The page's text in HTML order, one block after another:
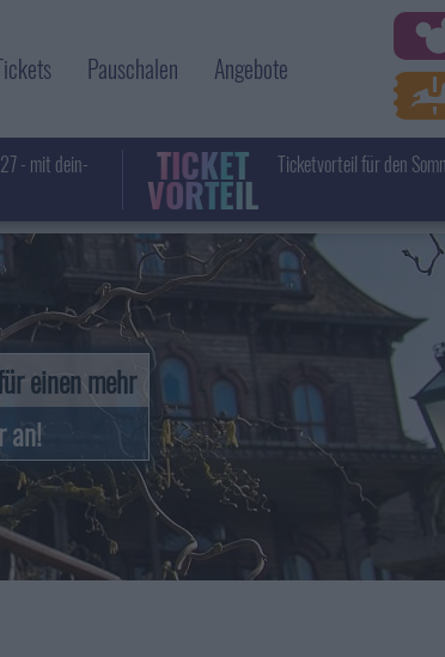
Pauschalen Angebote
- mit dein-
TICKET
VORTEIL
Ticketvorteil für den
einen mehr
an!